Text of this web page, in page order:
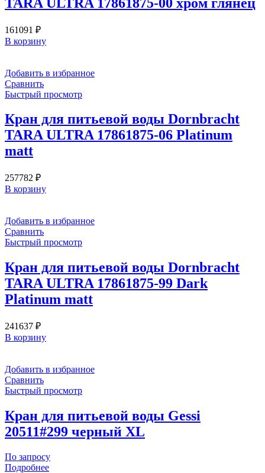
161091 ₽
В корзину
Добавить в избранное
Сравнить
Быстрый просмотр
Кран для питьевой воды Dornbracht
TARA ULTRA 17861875-06 Platinum
matt
257782 ₽
В корзину
Добавить в избранное
Сравнить
Быстрый просмотр
Кран для питьевой воды Dornbracht
TARA ULTRA 17861875-99 Dark
Platinum matt
241637 ₽
В корзину
Добавить в избранное
Сравнить
Быстрый просмотр
Кран для питьевой воды Gessi
20511#299 черный XL
По запросу
Подробнее